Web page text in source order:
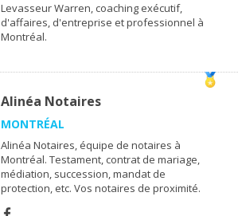
Levasseur Warren, coaching exécutif,
d'affaires, d'entreprise et professionnel à
Montréal.
Alinéa Notaires
MONTRÉAL
Alinéa Notaires, équipe de notaires à
Montréal. Testament, contrat de mariage,
médiation, succession, mandat de
protection, etc. Vos notaires de proximité.